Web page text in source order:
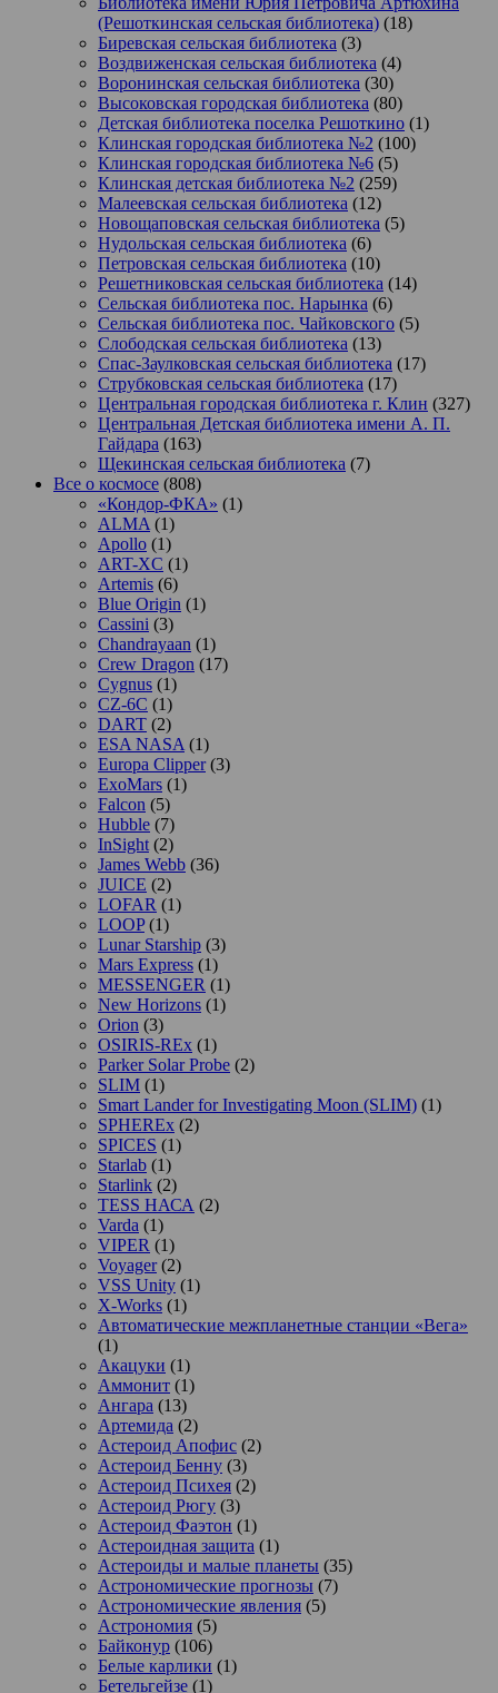
(Решоткинская сельская библиотека) (18)
Биревская сельская библиотека (3)
Воздвиженская сельская библиотека (4)
Воронинская сельская библиотека (30)
Высоковская городская библиотека (80)
Детская библиотека поселка Решоткино (1)
Клинская городская библиотека №2 (100)
Клинская городская библиотека №6 (5)
Клинская детская библиотека №2 (259)
Малеевская сельская библиотека (12)
Новощаповская сельская библиотека (5)
Нудольская сельская библиотека (6)
Петровская сельская библиотека (10)
Решетниковская сельская библиотека (14)
Сельская библиотека пос. Нарынка (6)
Сельская библиотека пос. Чайковского (5)
Слободская сельская библиотека (13)
Спас-Заулковская сельская библиотека (17)
Струбковская сельская библиотека (17)
Центральная городская библиотека г. Клин (327)
Центральная Детская библиотека имени А. П.
Гайдара (163)
Щекинская сельская библиотека (7)
Все о космосе (808)
«Кондор-ФКА» (1)
ALMA(1)
Apollo (1)
ART-XC (1)
Artemis (6)
Blue Origin (1)
Cassini (3)
Chandrayaan (1)
Crew Dragon (17)
Cygnus (1)
CZ-6C (1)
DART (2)
ESA NASA(1)
Europa Clipper(3)
ExoMars (1)
Falcon (5)
Hubble (7)
InSight(2)
James Webb (36)
JUICE (2)
LOFAR (1)
LOOP(1)
Lunar Starship (3)
Mars Express (1)
MESSENGER (1)
New Horizons (1)
Orion (3)
OSIRIS-REx (1)
Parker Solar Probe (2)
SLIM (1)
Smart Lander for Investigating Moon (SLIM) (1)
SPHEREx (2)
SPICES (1)
Starlab (1)
Starlink (2)
TESS НАСА (2)
Varda (1)
VIPER (1)
Voyager(2)
VSS Unity (1)
X-Works (1)
Автоматические межпланетные станции «Вега»
(1)
Акацуки (1)
Аммонит (1)
Ангара (13)
Артемида (2)
Астероид Апофис (2)
Астероид Бенну (3)
Астероид Психея (2)
Астероид Рюгу (3)
Астероид Фаэтон (1)
Астероидная защита (1)
Астероиды и малые планеты (35)
Астрономические прогнозы (7)
Астрономические явления (5)
Астрономия (5)
Байконур (106)
Белые карлики (1)
Бетельгейзе (1)